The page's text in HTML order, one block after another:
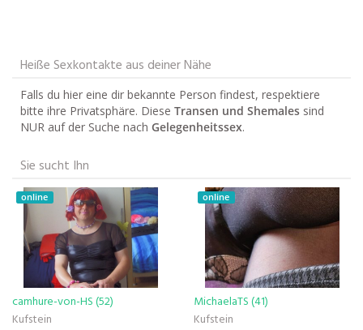
Heiße Sexkontakte aus deiner Nähe
Falls du hier eine dir bekannte Person findest, respektiere
bitte ihre Privatsphäre. Diese Transen und Shemales sind
NUR auf der Suche nach Gelegenheitssex.
Sie sucht Ihn
online
camhure-von-HS (52)
Kufstein
online
MichaelaTS (41)
Kufstein